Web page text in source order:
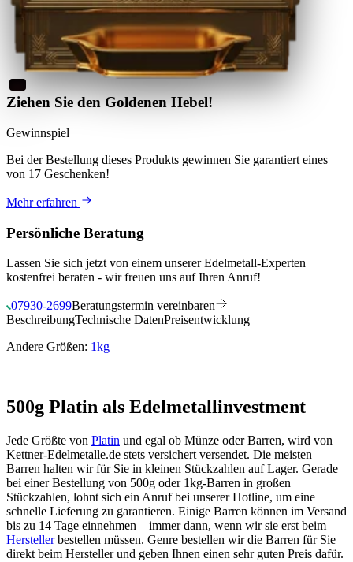
Ziehen Sie den Goldenen Hebel!
Gewinnspiel
Bei der Bestellung dieses Produkts gewinnen Sie garantiert eines
von 17 Geschenken!
Mehr erfahren
Persönliche Beratung
Lassen Sie sich jetzt von einem unserer Edelmetall-Experten
kostenfrei beraten - wir freuen uns auf Ihren Anruf!
07930-2699Beratungstermin vereinbaren
BeschreibungTechnische DatenPreisentwicklung
Andere Größen: 1kg
500g Platin als Edelmetallinvestment
Jede Größte von Platin und egal ob Münze oder Barren, wird von
Kettner-Edelmetalle.de stets versichert versendet. Die meisten
Barren halten wir für Sie in kleinen Stückzahlen auf Lager. Gerade
bei einer Bestellung von 500g oder 1kg-Barren in großen
Stückzahlen, lohnt sich ein Anruf bei unserer Hotline, um eine
schnelle Lieferung zu garantieren. Einige Barren können im Versand
bis zu 14 Tage einnehmen – immer dann, wenn wir sie erst beim
Herstellerbestellen müssen. Genre bestellen wir die Barren für Sie
direkt beim Hersteller und geben Ihnen einen sehr guten Preis dafür.